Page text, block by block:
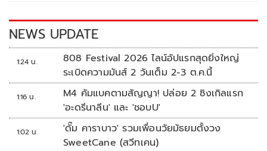
k k
NEWS UPDATE
1:24 น.
808 Festival 2026 ไลน์อัปแรกสุดยิ่งใหญ่
ระเบิดความมันส์ 2 วันเต็ม 2-3 ต.ค.นี้
1:16 น.
M4 คัมแบคตามสัญญา! ปล่อย 2 ซิงเกิลแรก
'อะดรีนาลีน' และ 'ชอบU'
1:02 น.
'ดั๊ม คาราบาว' รวมเพื่อนวัยมัธยมตั้งวง
SweetCane (สวีทเคน)